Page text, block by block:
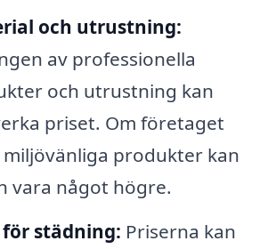
och utrustning:
av professionella
och utrustning kan
priset. Om företaget
produkter kan
vara något högre.
städning: Priserna kan